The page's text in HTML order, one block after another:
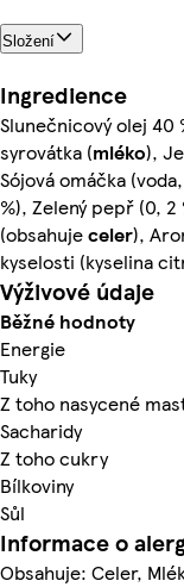
Složení
Ingredience
Slunečnicový olej 40
syrovátka (mléko),
Sójová omáčka (voda,
%), Zelený pepř (0,
(obsahujeceler),
kyselosti (kyselina
Výživové údaje
Běžné hodnoty
Energie
Tuky
Z toho nasycené
Sacharidy
Z toho cukry
Bílkoviny
Sůl
Informace o
Obsahuje: Celer,